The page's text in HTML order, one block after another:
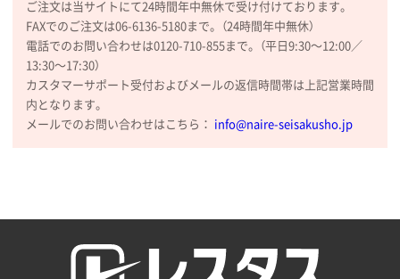
東京都N社様
コットンバッグM(B4対応)200枚
2026年01月29日 11:46
商品情報の正確な記載、スムーズなシステム対応
広島県(社様
熊本県S社様
ご注文は当サイトにて24時間年中無休で受け付けております。
FAXでのご注文は06-6136-5180まで。（24時間年中無休）
電話でのお問い合わせは0120-710-855まで。（平日9:30〜12:00／
13:30〜17:30）
カスタマーサポート受付およびメールの返信時間帯は上記営業時間
内となります。
メールでのお問い合わせはこちら： info@naire-seisakusho.jp